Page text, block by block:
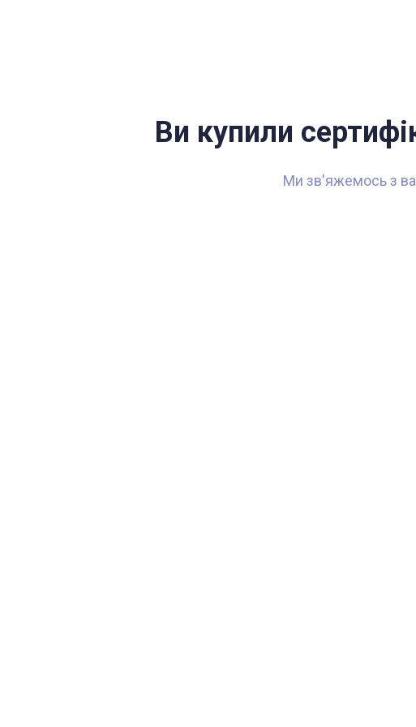
Ви купили
Ми зв'яжемось з